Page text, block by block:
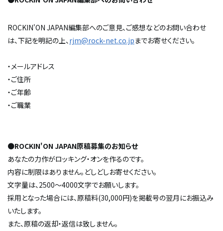
ROCKIN'ON JAPAN編集部へのご意見、ご感想などのお問い合わせ
は、下記を明記の上、rjm@rock-net.co.jpまでお寄せください。
・メールアドレス
・ご住所
・ご年齢
・ご職業
●ROCKIN'ON JAPAN原稿募集のお知らせ
あなたの力作がロッキング・オンを作るのです。
内容に制限はありません。どしどしお寄せください。
文字量は、2500～4000文字でお願いします。
採用となった場合には、原稿料(30,000円)を掲載号の翌月にお振込み
いたします。
また、原稿の返却・返信は致しません。